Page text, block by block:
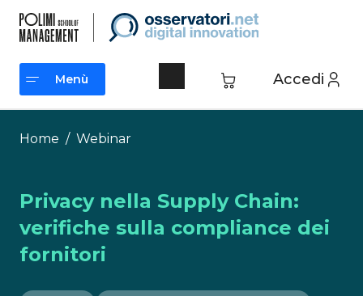
contenuto
Accedi
Menù
Menù
Home / Webinar
Privacy nella Supply Chain:
verifiche sulla compliance dei
fornitori